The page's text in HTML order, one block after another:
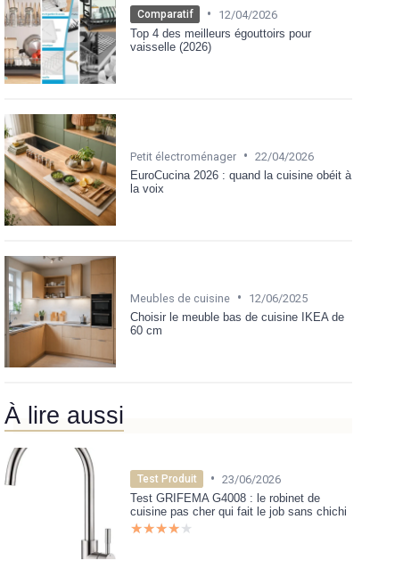
Comparatif •
12/04/2026
Top 4 des meilleurs égouttoirs pour
vaisselle (2026)
Petit électroménager • 22/04/2026
EuroCucina 2026 : quand la cuisine obéit à
la voix
Meubles de cuisine •
12/06/2025
Choisir le meuble bas de cuisine IKEA de
60 cm
À lire aussi
Test Produit • 23/06/2026
Test GRIFEMA G4008 : le robinet de
cuisine pas cher qui fait le job sans chichi
★★★★★
★★★★★